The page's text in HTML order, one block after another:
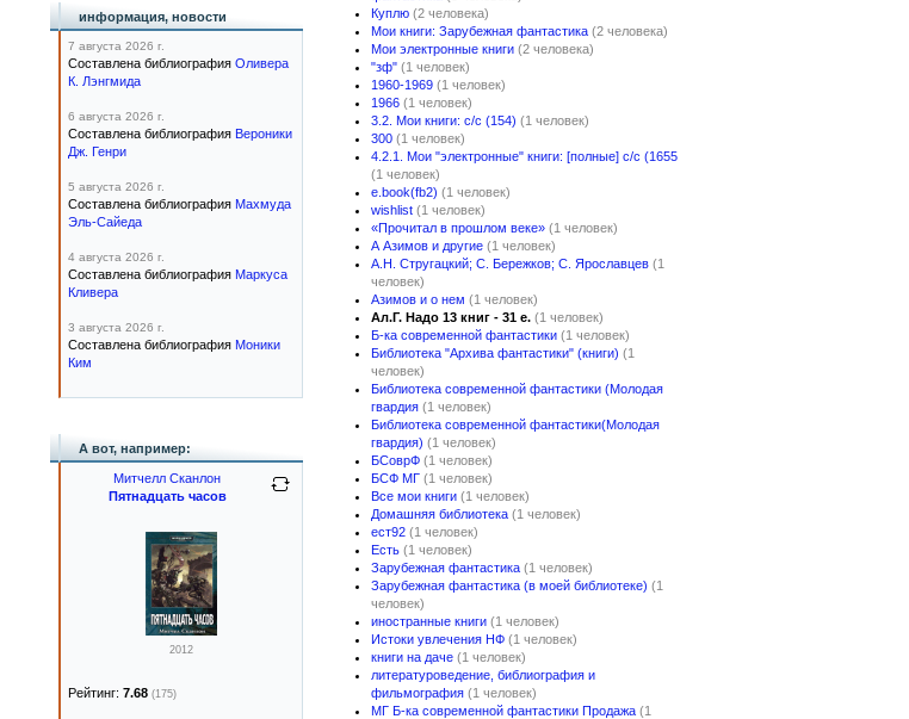
Куплю (2 человека)
Мои книги: Зарубежная фантастика (2 человека)
Мои электронные книги (2 человека)
"зф" (1 человек)
1960-1969 (1 человек)
1966 (1 человек)
3.2. Мои книги: с/с (154) (1 человек)
300 (1 человек)
4.2.1. Мои "электронные" книги: [полные] с/с (1655
(1 человек)
e.book(fb2) (1 человек)
wishlist (1 человек)
«Прочитал в прошлом веке» (1 человек)
А Азимов и другие (1 человек)
А.Н. Стругацкий; С. Бережков; С. Ярославцев (1
человек)
Азимов и о нем (1 человек)
Ал.Г. Надо 13 книг - 31 е. (1 человек)
Б-ка современной фантастики (1 человек)
Библиотека "Архива фантастики" (книги) (1
человек)
Библиотека современной фантастики (Молодая
гвардия (1 человек)
Библиотека современной фантастики(Молодая
гвардия) (1 человек)
БСоврФ (1 человек)
БСФ МГ (1 человек)
Все мои книги (1 человек)
Домашняя библиотека (1 человек)
ест92 (1 человек)
Есть (1 человек)
Зарубежная фантастика (1 человек)
Зарубежная фантастика (в моей библиотеке) (1
человек)
иностранные книги (1 человек)
Истоки увлечения НФ (1 человек)
книги на даче (1 человек)
литературоведение, библиография и
фильмография (1 человек)
МГ Б-ка современной фантастики Продажа (1
информация, новости
7 августа 2026 г.
Составлена библиография Оливера
К. Лэнгмида
6 августа 2026 г.
Составлена библиография Вероники
Дж. Генри
5 августа 2026 г.
Составлена библиография Махмуда
Эль-Сайеда
4 августа 2026 г.
Составлена библиография Маркуса
Кливера
3 августа 2026 г.
Составлена библиография Моники
Ким
А вот, например:
Митчелл Сканлон
Пятнадцать часов
2012
Рейтинг: 7.68 (175)